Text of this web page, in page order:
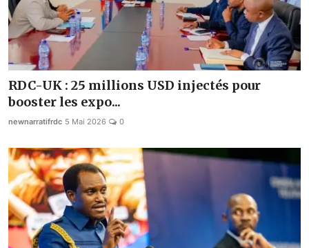
RDC-UK : 25 millions USD injectés pour
booster les expo...
newnarratifrdc 5 Mai 2026 0